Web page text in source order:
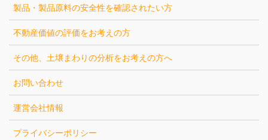
製品・製品原料の安全性を確認されたい方
不動産価値の評価をお考えの方
その他、土壌まわりの分析をお考えの方へ
お問い合わせ
運営会社情報
プライバシーポリシー